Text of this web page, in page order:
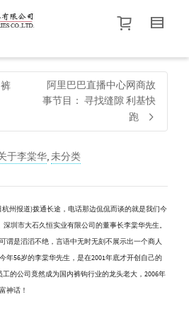
衫尺码
价格介于
认品牌.
阿里巴巴直播中心网商故
事节目： 寻找缝隙 利基快
跑
于李棠华,未分类
州报道)拨通长途，电话那边侃侃而谈的就是我们今
圳市大石久恒实业有限公司的董事长李棠华先生。
谓是滔滔不绝，言语中无时无刻不展示出一个商人
年56岁的李棠华先生，是在2001年底才开创自己的
的公司竟然成为国内裤钩行业的龙头老大，2006年
神话！